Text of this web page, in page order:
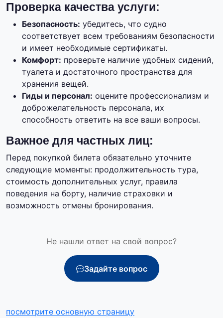
Проверка качества услуги:
Безопасность: убедитесь, что судно
соответствует всем требованиям безопасности
и имеет необходимые сертификаты.
Комфорт: проверьте наличие удобных сидений,
туалета и достаточного пространства для
хранения вещей.
Гиды и персонал: оцените профессионализм и
доброжелательность персонала, их
способность ответить на все ваши вопросы.
Важное для частных лиц:
Перед покупкой билета обязательно уточните
следующие моменты: продолжительность тура,
стоимость дополнительных услуг, правила
поведения на борту, наличие страховки и
возможность отмены бронирования.
Не нашли ответ на свой вопрос?
Задайте вопрос
посмотрите основную страницу